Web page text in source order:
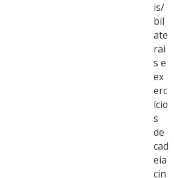
is/
bil
ate
rai
s e
ex
erc
ício
s
de
cad
eia
cin